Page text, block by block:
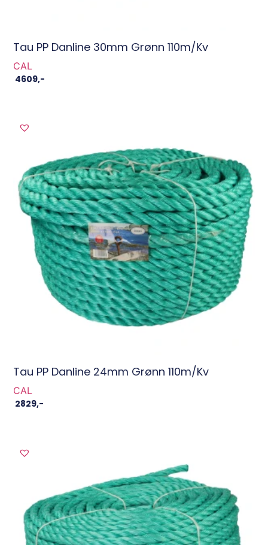
Tau PP Danline 30mm Grønn 110m/kv
CAL
4609,-
Tau PP Danline 24mm Grønn 110m/Kv
CAL
2829,-